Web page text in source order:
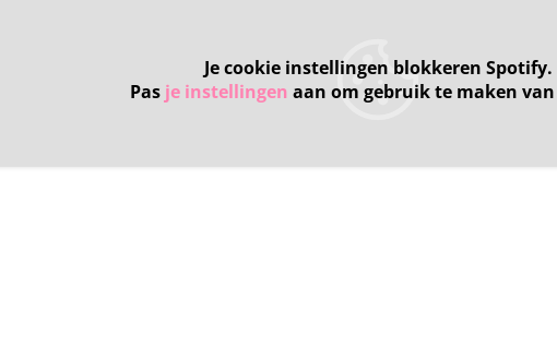
Je cookie instellingen blokkeren Spotify.
Pas je instellingen aan om gebruik te maken